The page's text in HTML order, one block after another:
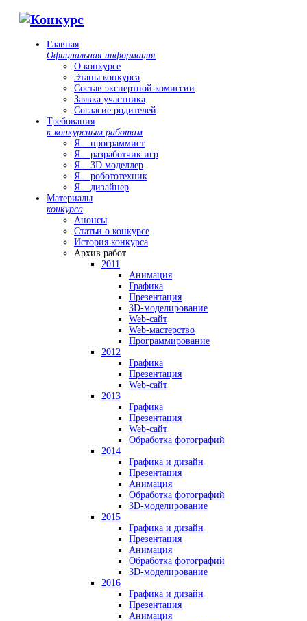
Главная
Официальная информация
О конкурсе
Этапы конкурса
Состав экспертной комиссии
Заявка участника
Согласие родителей
Требования
к конкурсным работам
Я – программист
Я – разработчик игр
Я – 3D моделлер
Я – робототехник
Я – дизайнер
Материалы
конкурса
Анонсы
Статьи о конкурсе
История конкурса
Архив работ
2011
Анимация
Графика
Презентация
3D-моделирование
Web-сайт
Web-мастерство
Программирование
2012
Графика
Презентация
Web-сайт
2013
Графика
Презентация
Web-сайт
Обработка фотографий
2014
Графика и дизайн
Презентация
Анимация
Обработка фотографий
3D-моделирование
2015
Графика и дизайн
Презентация
Анимация
Обработка фотографий
3D-моделирование
2016
Графика и дизайн
Презентация
Анимация